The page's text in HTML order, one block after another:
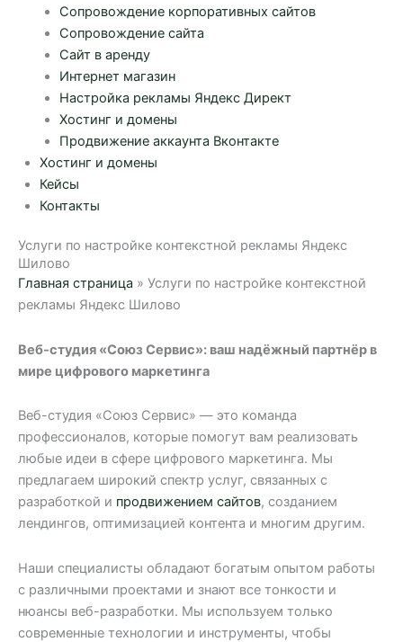
Сопровождение корпоративных сайтов
Сопровождение сайта
Сайт в аренду
Интернет магазин
Настройка рекламы Яндекс Директ
Хостинг и домены
Продвижение аккаунта Вконтакте
Хостинг и домены
Кейсы
Контакты
Услуги по настройке контекстной рекламы Яндекс
Шилово
Главная страница » Услуги по настройке контекстной
рекламы Яндекс Шилово
Веб-студия «Союз Сервис»: ваш надёжный партнёр в
мире цифрового маркетинга
Веб-студия «Союз Сервис» — это команда
профессионалов, которые помогут вам реализовать
любые идеи в сфере цифрового маркетинга. Мы
предлагаем широкий спектр услуг, связанных с
разработкой и продвижением сайтов, созданием
лендингов, оптимизацией контента и многим другим.
Наши специалисты обладают богатым опытом работы
с различными проектами и знают все тонкости и
нюансы веб-разработки. Мы используем только
современные технологии и инструменты, чтобы